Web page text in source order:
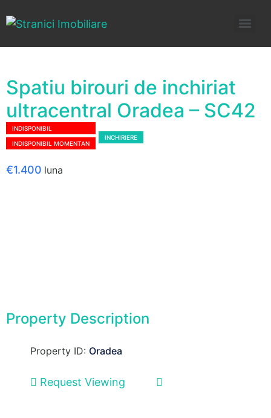
Spatiu birouri de inchiriat
ultracentral Oradea – SC42
INDISPONIBIL
INDISPONIBIL MOMENTAN
INCHIRIERE
€1.400 luna
Property Description
Property ID: Oradea
Request Viewing